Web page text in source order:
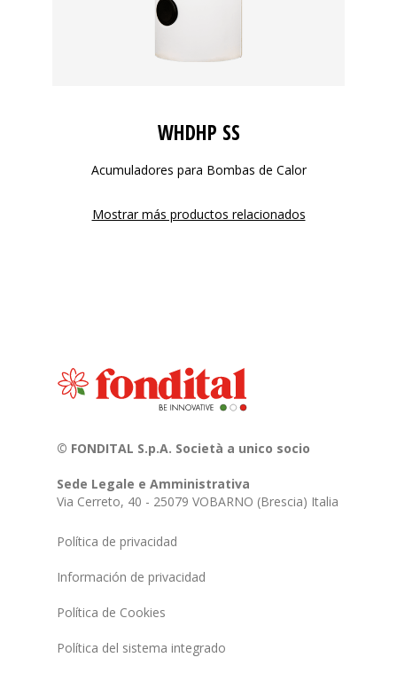
WHDHP SS
Acumuladores para Bombas de Calor
Mostrar más productos relacionados
© FONDITAL S.p.A. Società a unico socio
Sede Legale e Amministrativa
Via Cerreto, 40 - 25079 VOBARNO (Brescia) Italia
Política de privacidad
Información de privacidad
Política de Cookies
Política del sistema integrado